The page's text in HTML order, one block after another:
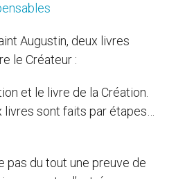
Augustin, deux livres
le Créateur :
et le livre de la Création.
sont faits par étapes…
du tout une preuve de